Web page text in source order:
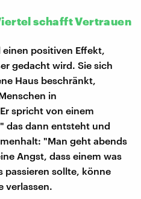
schafft Vertrauen
positiven Effekt,
gedacht wird. Sie sich
Haus beschränkt,
in
spricht von einem
das dann entsteht und
"Man geht abends
Angst, dass einem was
passieren sollte, könne
verlassen.